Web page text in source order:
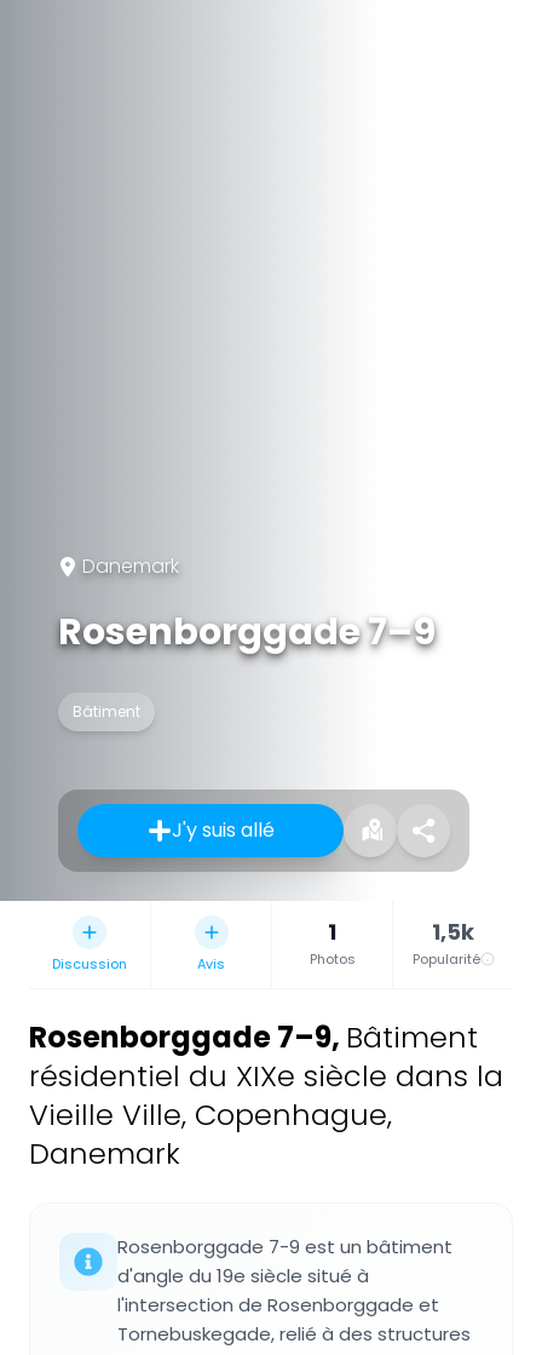
Danemark
Rosenborggade 7–9
Bâtiment
J'y suis allé
Discussion Avis
1
Photos
1,5k
Popularité
Rosenborggade 7–9, Bâtiment
résidentiel du XIXe siècle dans la
Vieille Ville, Copenhague,
Danemark
Rosenborggade 7-9 est un bâtiment
d'angle du 19e siècle situé à
l'intersection de Rosenborggade et
Tornebuskegade, relié à des structures